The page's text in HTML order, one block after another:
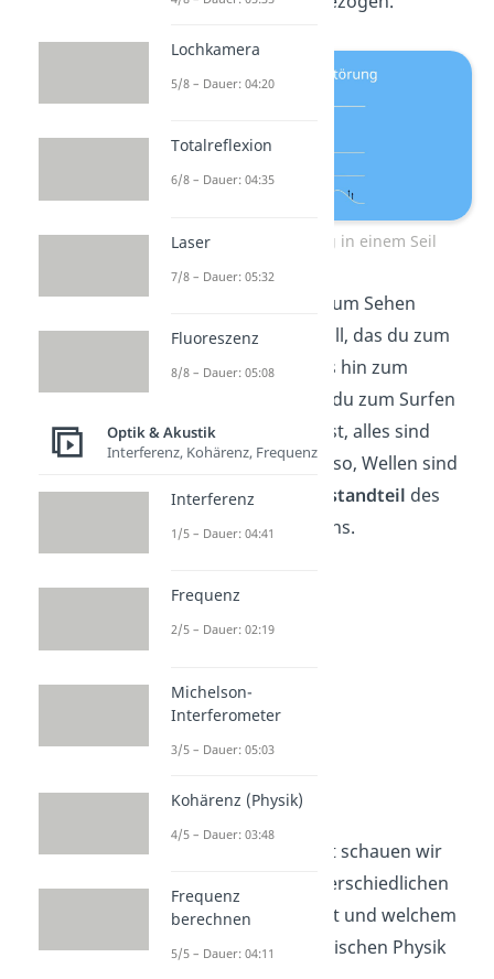
Welle als Störung in einem Seil
Vom Licht, das du zum Sehen
brauchst, zum Schall, das du zum
Hören brauchst, bis hin zum
Internetsignal, das du zum Surfen
im Internet brauchst, alles sind
Wellen. Du siehst also, Wellen sind
einessenzieller Bestandteil des
menschlichen Lebens.
Wellentypen
In diesem Abschnitt schauen wir
uns an, welche unterschiedlichen
Wellentypen
es gibt und welchem
Bereich der theoretischen Physik
Lochkamera
5/8 – Dauer: 04:20
Totalreflexion
6/8 – Dauer: 04:35
Laser
7/8 – Dauer: 05:32
Fluoreszenz
8/8 – Dauer: 05:08
Optik & Akustik
Interferenz, Kohärenz, Frequenz
Interferenz
1/5 – Dauer: 04:41
Frequenz
2/5 – Dauer: 02:19
Michelson-
Interferometer
3/5 – Dauer: 05:03
Kohärenz (Physik)
4/5 – Dauer: 03:48
Frequenz
berechnen
5/5 – Dauer: 04:11